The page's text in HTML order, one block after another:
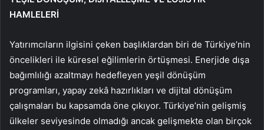
HAMLELERİ
Yatırımcıların ilgisini çeken başlıklardan biri de Türkiye’nin
öncelikleri ile küresel eğilimlerin örtüşmesi. Enerjide dışa
bağımlılığı azaltmayı hedefleyen yeşil dönüşüm
programları, yapay zekâ hazırlıkları ve dijital dönüşüm
çalışmaları bu kapsamda öne çıkıyor. Türkiye’nin gelişmiş
ülkeler seviyesinde olmadığı ancak gelişmekte olan birçok